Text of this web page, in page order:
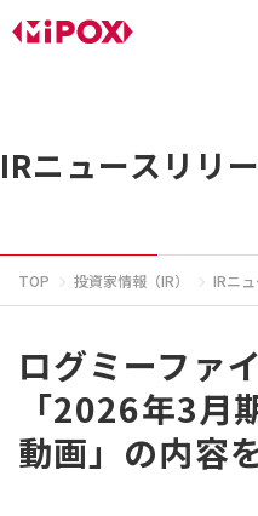
IRニュースリリ
TOP 投資家情報（IR） IRニ
ログミーファ
「2026年3月
動画」の内容